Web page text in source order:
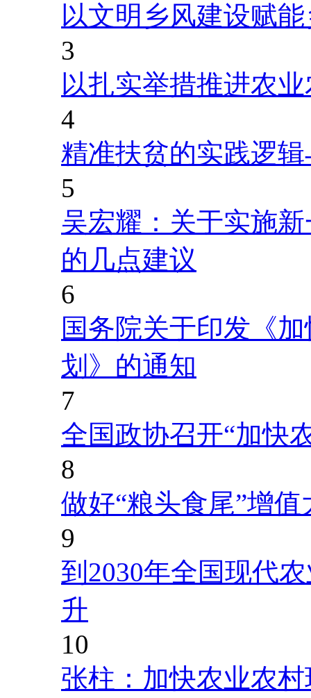
以文明乡风建设赋
3
以扎实举措推进农
4
精准扶贫的实践逻
5
吴宏耀：关于实施
的几点建议
6
国务院关于印发《
划》的通知
7
全国政协召开“加快
8
做好“粮头食尾”增值
9
到2030年全国现代
升
10
张柱：加快农业农